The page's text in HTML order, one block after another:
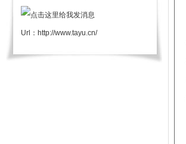
Url： http://www.tayu.cn/